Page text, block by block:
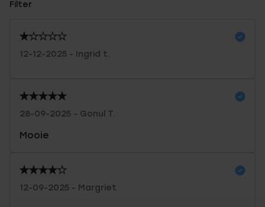
Filter
12-12-2025 - Ingrid t.
28-09-2025 - Gonul T.
Mooie
12-09-2025 - Margriet